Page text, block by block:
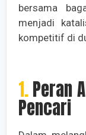
bersama
menjadi
kompetitif di
1. Peran AI dalam Optimasi Mesin
Pencari